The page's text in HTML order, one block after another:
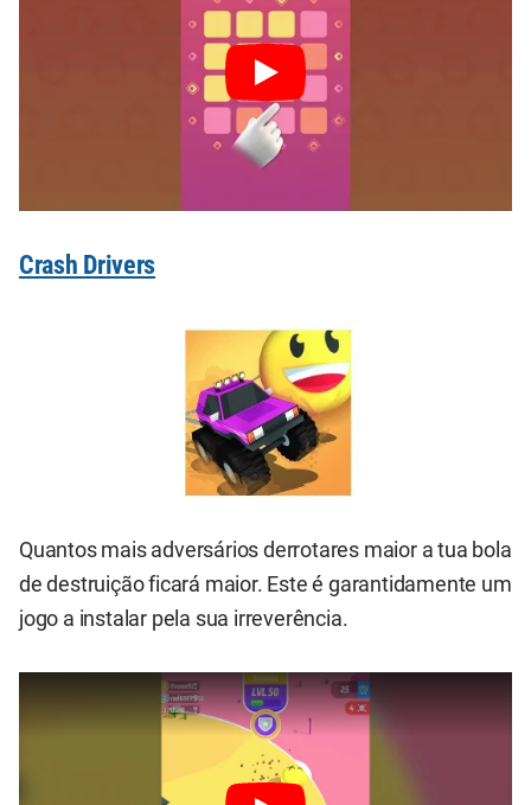
Crash Drivers
Quantos mais adversários derrotares maior a tua bola
de destruição ficará maior. Este é garantidamente um
jogo a instalar pela sua irreverência.